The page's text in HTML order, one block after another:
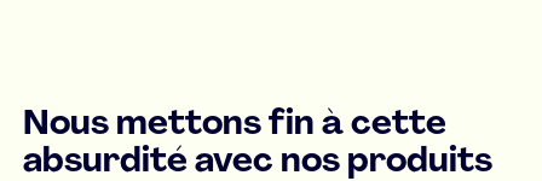
Nous mettons fin à cette
absurdité avec nos produits